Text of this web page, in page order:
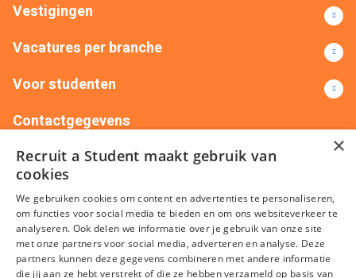
Vestigingen
Vacatures per branche
Voor studenten
Contactgegevens
+31(0)88 522 00 76
info@recruitastudent.nl
Alle vestigingen
×
Recruit a Student maakt gebruik van
cookies
We gebruiken cookies om content en advertenties te personaliseren,
om functies voor social media te bieden en om ons websiteverkeer te
analyseren. Ook delen we informatie over je gebruik van onze site
met onze partners voor social media, adverteren en analyse. Deze
partners kunnen deze gegevens combineren met andere informatie
die jij aan ze hebt verstrekt of die ze hebben verzameld op basis van